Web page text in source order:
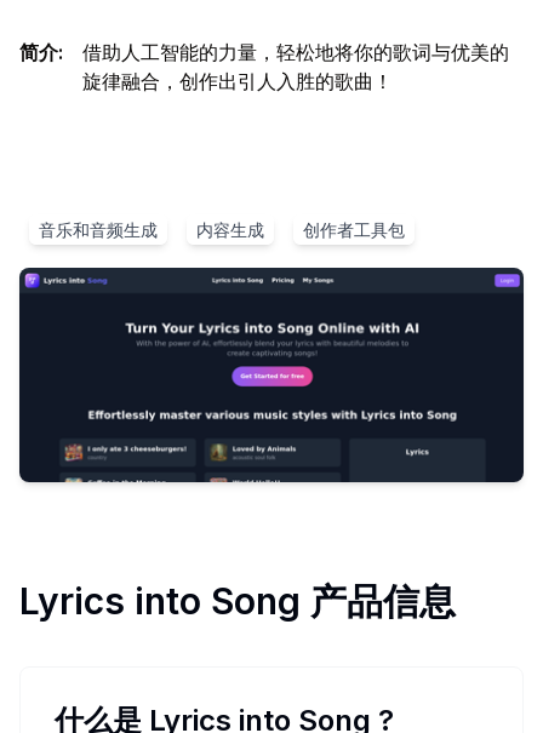
简介:
借助人工智能的力量，轻松地将你的歌词与优美的
旋律融合，创作出引人入胜的歌曲！
音乐和音频生成 内容生成 创作者工具包
Lyrics into Song 产品信息
什么是 Lyrics into Song ?